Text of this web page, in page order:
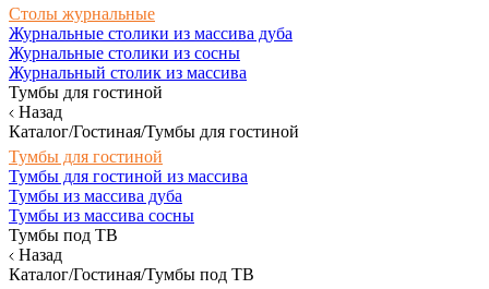
Столы журнальные
Журнальные столики из массива дуба
Журнальные столики из сосны
Журнальный столик из массива
Тумбы для гостиной
Назад
Каталог/Гостиная/Тумбы для гостиной
Тумбы для гостиной
Тумбы для гостиной из массива
Тумбы из массива дуба
Тумбы из массива сосны
Тумбы под ТВ
Назад
Каталог/Гостиная/Тумбы под ТВ